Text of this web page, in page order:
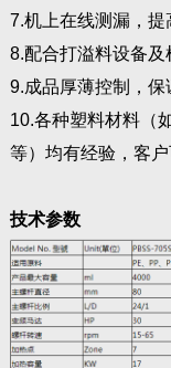
7.机上在线测漏，提
8.配合打溢料设备及
9.成品厚薄控制，保
10.各种塑料材料（
等）均有经验，客户
技术参数